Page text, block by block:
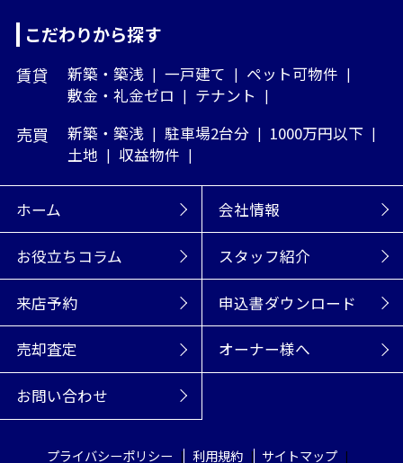
こだわりから探す
賃貸 新築・築浅 一戸建て
ペット可物件
敷金・礼金ゼロ
テナント
売買 新築・築浅 駐車場2台分
1000万円以下
土地
収益物件
ホーム 会社情報
お役立ちコラム スタッフ紹介
来店予約 申込書ダウンロード
売却査定 オーナー様へ
お問い合わせ
プライバシーポリシー 利用規約 サイトマップ